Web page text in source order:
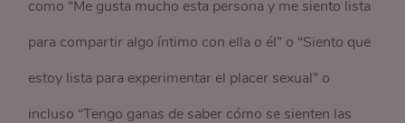
como “Me gusta mucho esta persona y me siento lista
para compartir algo íntimo con ella o él” o “Siento que
estoy lista para experimentar el placer sexual” o
incluso “Tengo ganas de saber cómo se sienten las